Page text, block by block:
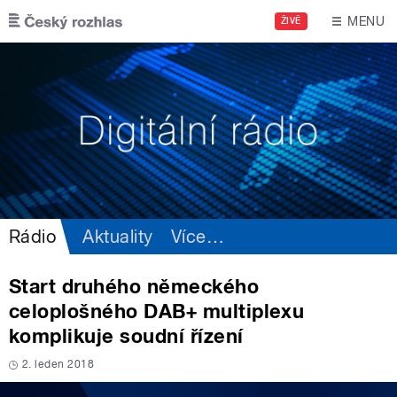
Přejít k hlavnímu obsahu
ŽIVĚ MENU
Rádio Aktuality Více…
Start druhého německého
celoplošného DAB+ multiplexu
komplikuje soudní řízení
2. leden 2018